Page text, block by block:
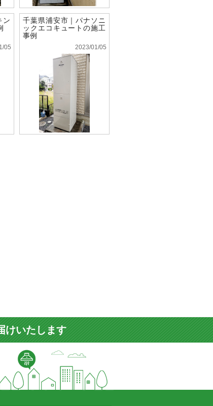
ン
05
千葉県浦安市｜パナソニ
ックエコキュートの施工
事例
2023/01/05
けいたします